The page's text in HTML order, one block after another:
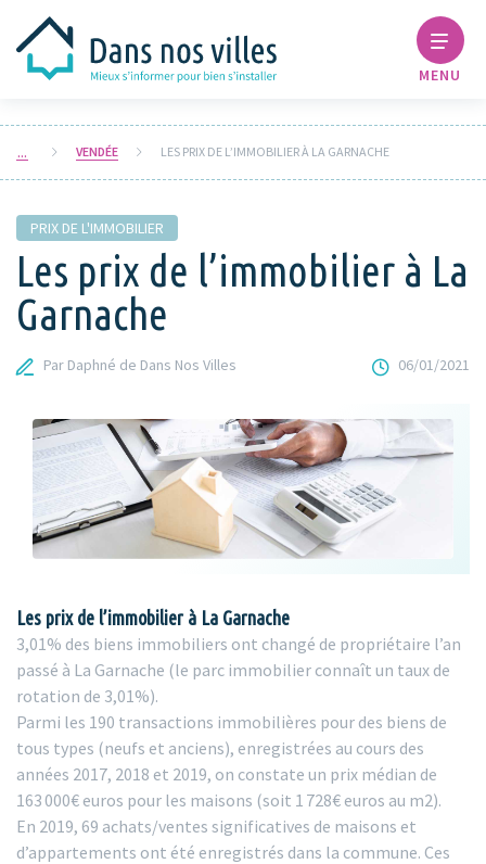
MENU
VENDÉE LES PRIX DE L’IMMOBILIER À LA GARNACHE
PRIX DE L'IMMOBILIER
Les prix de l’immobilier à La
Garnache
Par Daphné de Dans Nos Villes 06/01/2021
Les prix de l’immobilier à La Garnache
3,01% des biens immobiliers ont changé de propriétaire l’an
passé à La Garnache (le parc immobilier connaît un taux de
rotation de 3,01%).
Parmi les 190 transactions immobilières pour des biens de
tous types (neufs et anciens), enregistrées au cours des
années 2017, 2018 et 2019, on constate un prix médian de
163 000€ euros pour les maisons (soit 1 728€ euros au m2).
En 2019, 69 achats/ventes significatives de maisons et
d’appartements ont été enregistrés dans la commune. Ces